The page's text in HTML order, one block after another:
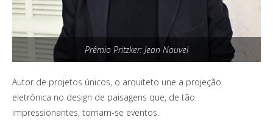
Prêmio Pritzker: Jean Nouvel
Autor de projetos únicos, o arquiteto une a projeção
eletrônica no design de paisagens que, de tão
impressionantes, tornam-se eventos.